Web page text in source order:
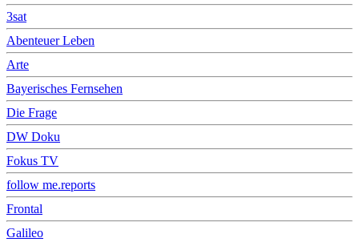
3sat
Abenteuer Leben
Arte
Bayerisches Fernsehen
Die Frage
DW Doku
Fokus TV
follow me.reports
Frontal
Galileo